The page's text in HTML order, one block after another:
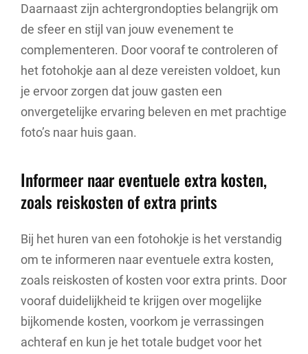
Daarnaast zijn achtergrondopties belangrijk om
de sfeer en stijl van jouw evenement te
complementeren. Door vooraf te controleren of
het fotohokje aan al deze vereisten voldoet, kun
je ervoor zorgen dat jouw gasten een
onvergetelijke ervaring beleven en met prachtige
foto’s naar huis gaan.
Informeer naar eventuele extra kosten,
zoals reiskosten of extra prints
Bij het huren van een fotohokje is het verstandig
om te informeren naar eventuele extra kosten,
zoals reiskosten of kosten voor extra prints. Door
vooraf duidelijkheid te krijgen over mogelijke
bijkomende kosten, voorkom je verrassingen
achteraf en kun je het totale budget voor het